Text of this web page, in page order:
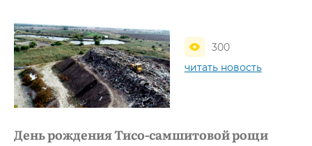
300
читать новость
День рождения Тисо-самшитовой рощи